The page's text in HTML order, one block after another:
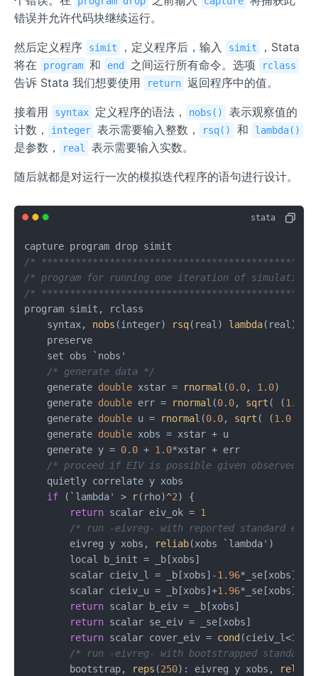
错误并允许代码块继续运行。
然后定义程序 simit ，定义程序后，输入 simit
，Stata
将在
program 和 end 之间运行所有命令。选项 rclass
告诉 Stata 我们想要使用 return 返回程序中的值。
接着用 syntax 定义程序的语法， nobs()
表示观察值的
计数，
integer 表示需要输入整数， rsq() 和 lambda()
是参数， real 表示需要输入实数。
随后就都是对运行一次的模拟迭代程序的语句进行设计。
/* ***********************************************
/* program for running one iteration of simulation
/* ***********************************************
program simit, rclass
    syntax,
nobs (integer) rsq(real) lambda(real)
    preserve
    set obs `nobs
'
/* generate data */
    generate
double xstar = rnormal (0.0, 1.0)
    generate
double err = rnormal (0.0, sqrt ( (1.0
    generate
double u = rnormal (0.0, sqrt ( (1.0
    generate
double xobs = xstar + u
    generate y =
0.0 + 1.0*xstar + err
/* proceed if EIV is possible given observed
    quietly correlate y xobs
if (`lambda' > r(rho)^2) {
return scalar eiv_ok = 1
/* run -eivreg- with reported standard
        eivreg y xobs,
reliab(xobs `lambda' )
        local b_init = _b[xobs]
        scalar cieiv_l = _b[xobs]
-1.96*_se[xobs]
        scalar cieiv_u = _b[xobs]+
1.96*_se[xobs]
return scalar b_eiv = _b[xobs]
return scalar se_eiv = _se[xobs]
return scalar cover_eiv = cond (cieiv_l<1
/* run -eivreg- with bootstrapped
        bootstrap,
reps (250): eivreg y xobs, reliab